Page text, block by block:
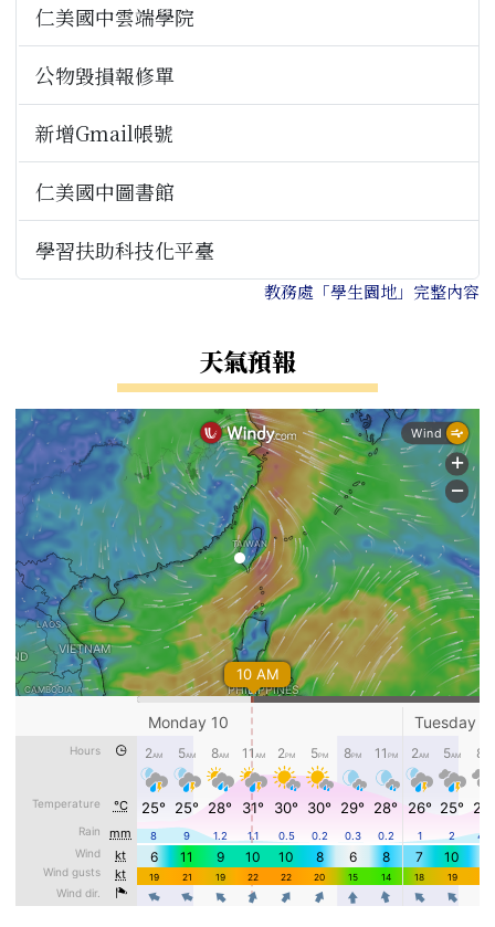
仁美國中雲端學院
公物毀損報修單
新增Gmail帳號
仁美國中圖書館
學習扶助科技化平臺
教務處「學生園地」完整內容
天氣預報